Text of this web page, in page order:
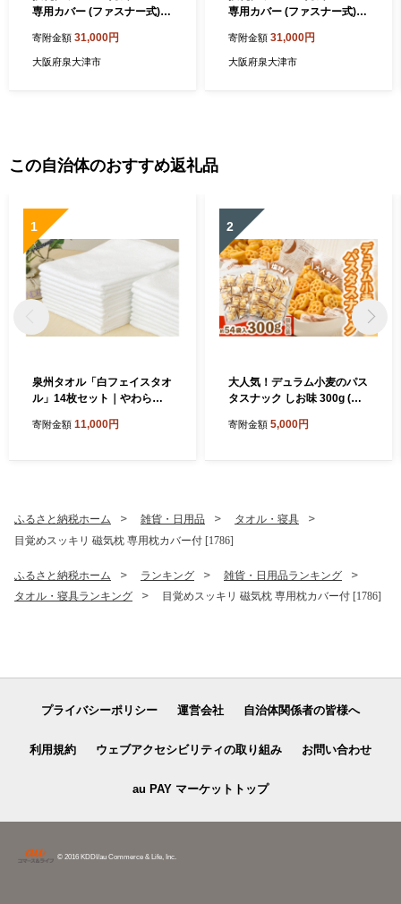
専用カバー (ファスナー式)
[3584]
寄附金額 31,000円
大阪府泉大津市
専用カバー (ファスナー式)
[3583]
寄附金額 31,000円
大阪府泉大津市
この自治体のおすすめ返礼品
1
泉州タオル「白フェイスタオ
ル」14枚セット｜やわらか
性 普段使い 泉州タオル [381
寄附金額 11,000円
2
大人気！デュラム小麦のパス
タスナック しお味 300g (約5
個包装 パスタ スナック 塩味
寄附金額 5,000円
ふるさと納税ホーム 雑貨・日用品
タオル・寝具
目覚めスッキリ 磁気枕 専用枕カバー付 [1786]
ふるさと納税ホーム ランキング
雑貨・日用品ランキング
タオル・寝具ランキング
目覚めスッキリ 磁気枕 専用枕カバー付 [1786]
プライバシーポリシー 運営会社 自治体関係者の皆様へ
利用規約 ウェブアクセシビリティの取り組み お問い合わせ
au PAY マーケットトップ
© 2016 KDDI/au Commerce & Life, Inc.